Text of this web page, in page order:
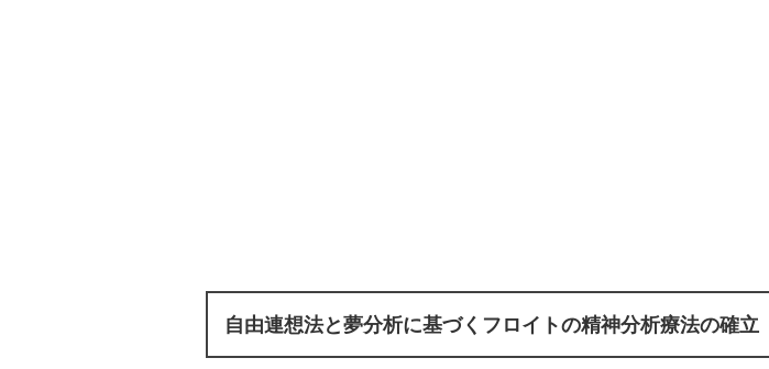
自由連想法と夢分析に基づくフロイトの精神分析療法の確立